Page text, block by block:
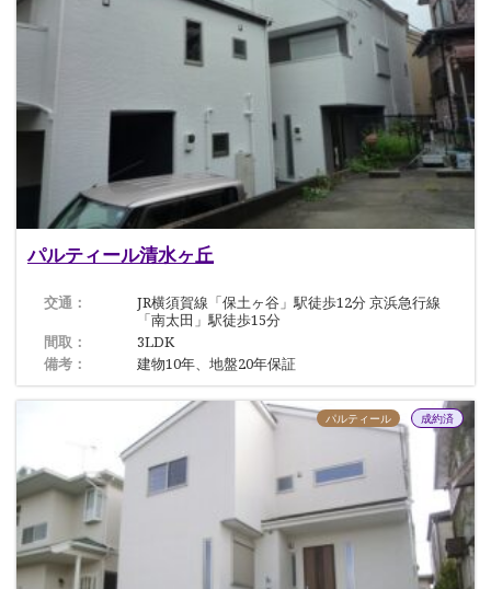
パルティール清水ヶ丘
交通：
JR横須賀線「保土ヶ谷」駅徒歩12分 京浜急行線
「南太田」駅徒歩15分
間取：
3LDK
備考：
建物10年、地盤20年保証
パルティール 成約済